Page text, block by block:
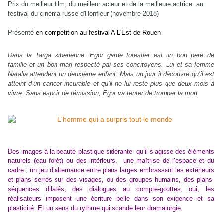
Prix du meilleur film, du meilleur acteur et de la meilleure actrice au
festival du cinéma russe d'Honfleur (novembre 2018)
Présenté en compétition au festival A L'Est de Rouen
Dans la Taïga sibérienne, Egor garde forestier est un bon père de
famille et un bon mari respecté par ses concitoyens. Lui et sa femme
Natalia attendent un deuxième enfant. Mais un jour il découvre qu’il est
atteint d’un cancer incurable et qu’il ne lui reste plus que deux mois à
vivre. Sans espoir de rémission, Egor va tenter de tromper la mort
Des images à la beauté plastique sidérante -qu’il s’agisse des éléments
naturels (eau forêt) ou des intérieurs, une maîtrise de l’espace et du
cadre ; un jeu d’alternance entre plans larges embrassant les extérieurs
et plans serrés sur des visages, ou des groupes humains, des plans-
séquences dilatés, des dialogues au compte-gouttes, oui, les
réalisateurs imposent une écriture belle dans son exigence et sa
plasticité. Et un sens du rythme qui scande leur dramaturgie.